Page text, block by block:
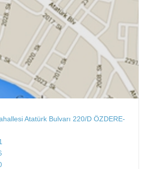
Atatürk Bulvarı 220/D ÖZDERE-